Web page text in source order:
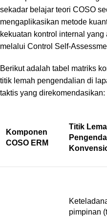
sekadar belajar teori COSO
mengaplikasikan metode
kekuatan kontrol internal
melalui Control Self-
Berikut adalah tabel matriks
titik lemah pengendalian di
taktis yang direkomendasikan:
Komponen
COSO ERM
Titik
pimpinan (